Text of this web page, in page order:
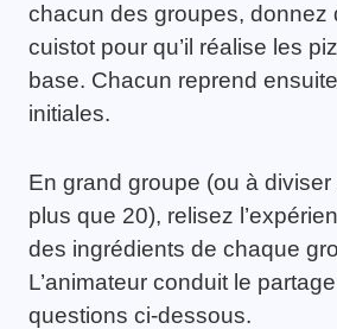
chacun des groupes, donnez
cuistot pour qu’il réalise les
base. Chacun reprend
initiales.
En grand groupe (ou à
plus que 20), relisez
des ingrédients de chaque
L’animateur conduit le
questions ci-dessous.